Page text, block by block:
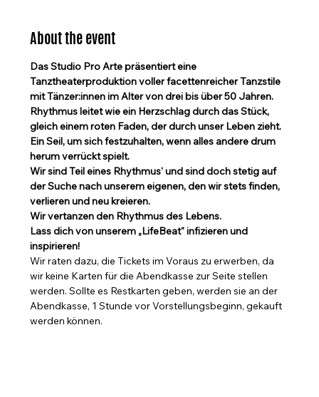
About the event
Das Studio Pro Arte präsentiert eine
Tanztheaterproduktion voller facettenreicher Tanzstile
mit Tänzer:innen im Alter von drei bis über 50 Jahren.
Rhythmus leitet wie ein Herzschlag durch das Stück,
gleich einem roten Faden, der durch unser Leben zieht.
Ein Seil, um sich festzuhalten, wenn alles andere drum
herum verrückt spielt.
Wir sind Teil eines Rhythmus' und sind doch stetig auf
der Suche nach unserem eigenen, den wir stets finden,
verlieren und neu kreieren.
Wir vertanzen den Rhythmus des Lebens.
Lass dich von unserem „LifeBeat" infizieren und
inspirieren!
Wir raten dazu, die Tickets im Voraus zu erwerben, da
wir keine Karten für die Abendkasse zur Seite stellen
werden. Sollte es Restkarten geben, werden sie an der
Abendkasse, 1 Stunde vor Vorstellungsbeginn, gekauft
werden können.